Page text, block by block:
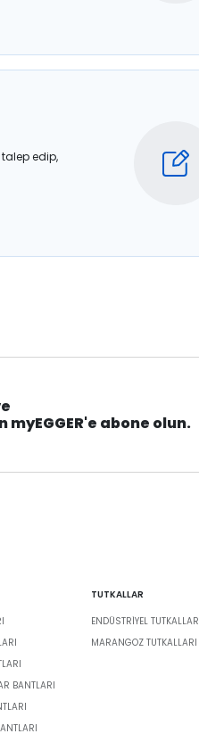
edip,
abone olun.
BANTLARI
TUTKALLAR
ENDÜSTRIYEL TUTKALLAR
MARANGOZ TUTKALLARI